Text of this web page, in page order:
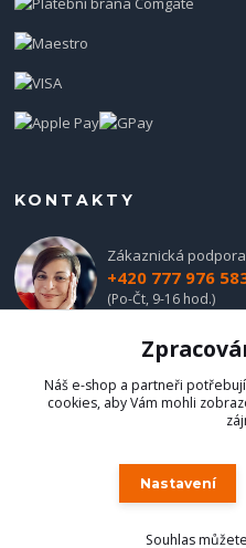
KONTAKTY
Zákaznická podpora
+420 777 976
(Po-Čt, 9-16 hod.)
obchod@hadladla.cz
Náš e-shop a partneři potřebují
cookies, aby Vám mohli
Nastavení
Souhlas